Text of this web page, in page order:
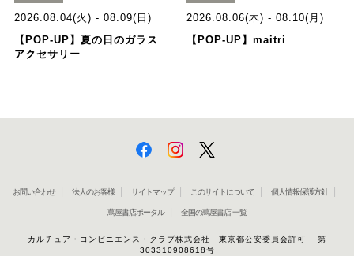
2026.08.04(火) - 08.09(日)
【POP-UP】夏の日のガラス
アクセサリー
2026.08.06(木) - 08.10(月)
【POP-UP】maitri
お問い合わせ 法人のお客様 サイトマップ このサイトについて 個人情報保護方針
蔦屋書店ポータル 全国の蔦屋書店 一覧
カルチュア・コンビニエンス・クラブ株式会社 東京都公安委員会許可 第
303310908618号